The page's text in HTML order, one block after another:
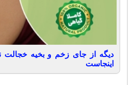
دیگه از جای زخم و بخیه
اینجاست